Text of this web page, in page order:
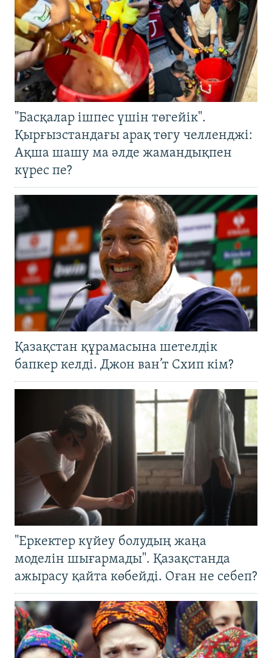
"Басқалар ішпес үшін төгейік".
Қырғызстандағы арақ төгу челленджі:
Ақша шашу ма әлде жамандықпен
күрес пе?
Қазақстан құрамасына шетелдік
бапкер келді. Джон ван’т Схип кім?
"Еркектер күйеу болудың жаңа
моделін шығармады". Қазақстанда
ажырасу қайта көбейді. Оған не себеп?